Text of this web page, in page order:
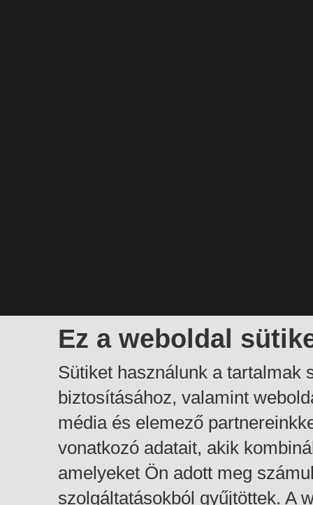
Ez a weboldal
Sütiket használunk a tartalmak
biztosításához, valamint
média és elemező
vonatkozó adatait, akik
amelyeket Ön adott meg
szolgáltatásokból gyűjtöttek. A